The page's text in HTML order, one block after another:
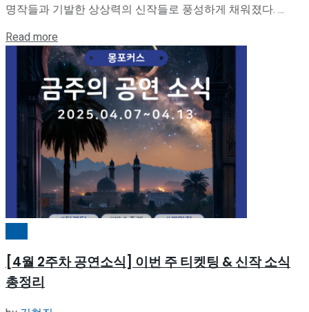
명작들과 기발한 상상력의 신작들로 풍성하게 채워졌다. ...
Read more
[4월 2주차 공연소식] 이번 주 티켓팅 & 신작 소식
총정리